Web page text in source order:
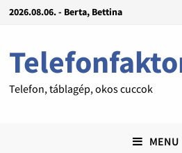
2026.08.06. - Berta, Bettina
Telefon, táblagép, okos cuccok
MENU